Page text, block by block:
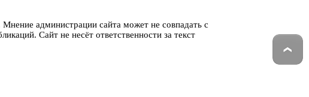
администрации сайта может не совпадать с
Сайт не несёт ответственности за текст